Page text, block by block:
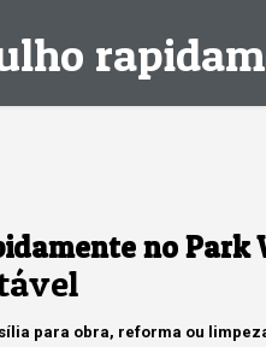
no Park
para obra, reforma ou